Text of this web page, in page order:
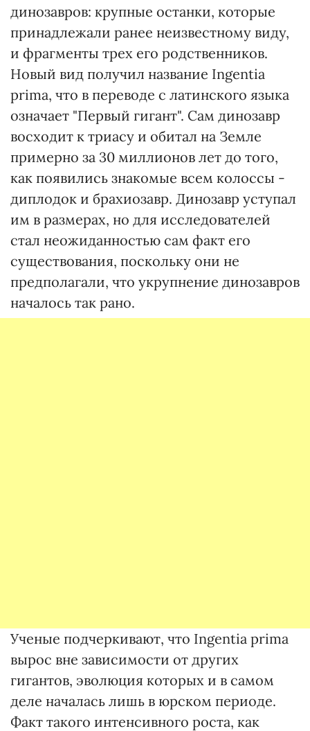
динозавров: крупные останки, которые
принадлежали ранее неизвестному виду,
и фрагменты трех его родственников.
Новый вид получил название Ingentia
prima, что в переводе с латинского языка
означает "Первый гигант". Сам динозавр
восходит к триасу и обитал на Земле
примерно за 30 миллионов лет до того,
как появились знакомые всем колоссы -
диплодок и брахиозавр. Динозавр уступал
им в размерах, но для исследователей
стал неожиданностью сам факт его
существования, поскольку они не
предполагали, что укрупнение динозавров
началось так рано.
Ученые подчеркивают, что Ingentia prima
вырос вне зависимости от других
гигантов, эволюция которых и в самом
деле началась лишь в юрском периоде.
Факт такого интенсивного роста, как